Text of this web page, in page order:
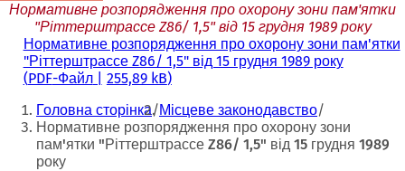
Нормативне розпорядження про охорону зони пам'ятки
"Ріттерштрассе Z86/ 1,5" від 15 грудня 1989 року
Нормативне розпорядження про охорону зони пам'ятки
"Ріттерштрассе Z86/ 1,5" від 15 грудня 1989 року
PDF-Файл 255,89 kB
Ти
тут:
Головна сторінка Місцеве законодавство
Нормативне розпорядження про охорону зони
пам'ятки "Ріттерштрассе Z86/ 1,5" від 15 грудня 1989
року